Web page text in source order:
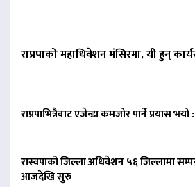
राप्रपाको महाधिवेशन मंसिरमा, यी हुन्
राप्रपाभित्रैबाट एजेन्डा कमजोर पार्ने प्रयास
रास्वपाको जिल्ला अधिवेशन ५६ जिल्लामा
आजदेखि सुरु